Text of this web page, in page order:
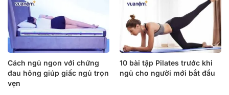
Cách ngủ ngon với chứng
đau hông giúp giấc ngủ trọn
vẹn
10 bài tập Pilates trước khi
ngủ cho người mới bắt đầu